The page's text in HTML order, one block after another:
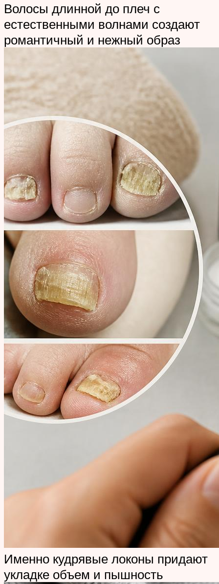
Волосы длинной до плеч с
естественными волнами создают
романтичный и нежный образ
Именно кудрявые локоны придают
укладке объем и пышность